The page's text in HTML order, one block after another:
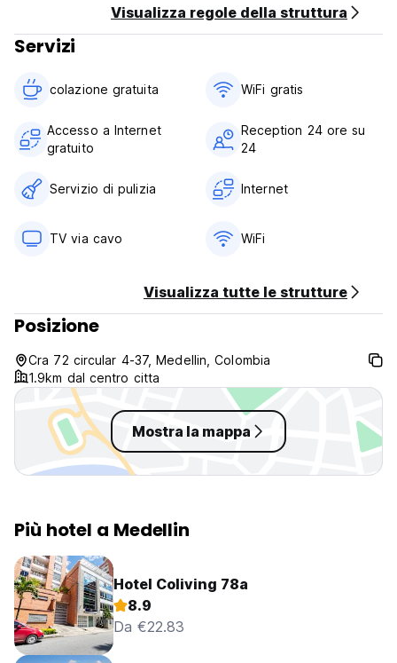
Visualizza regole della struttura
Servizi
colazione gratuita‎ WiFi gratis
Accesso a Internet
gratuito
Reception 24 ore su
24
Servizio di pulizia Internet
TV via cavo WiFi
Visualizza tutte le strutture
Posizione
Cra 72 circular 4-37, Medellin, Colombia
1.9km dal centro citta
Mostra la mappa
Più hotel a Medellin
Hotel Coliving 78a
8.9
Da €22.83